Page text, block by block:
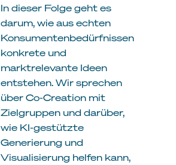
In dieser Folge geht es
darum, wie aus echten
Konsumentenbedürfnissen
konkrete und
marktrelevante Ideen
entstehen. Wir sprechen
über Co-Creation mit
Zielgruppen und darüber,
wie KI-gestützte
Generierung und
Visualisierung helfen kann,